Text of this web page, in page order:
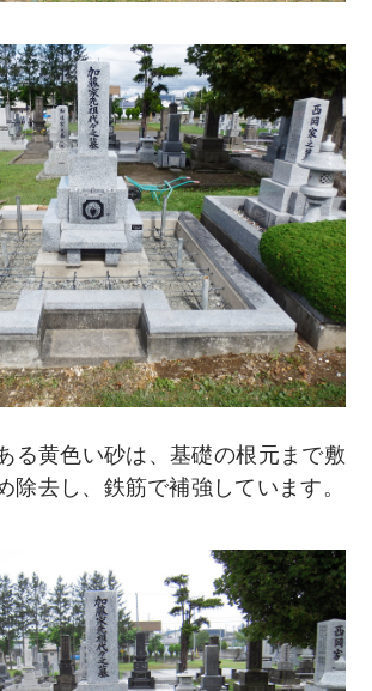
る黄色い砂は、基礎の根元まで敷
除去し、鉄筋で補強しています。